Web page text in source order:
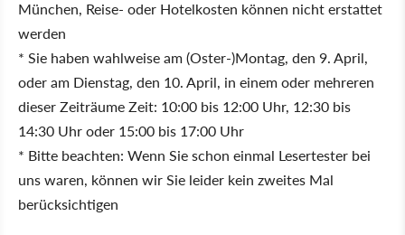
München, Reise- oder Hotelkosten können nicht erstattet
werden
* Sie haben wahlweise am (Oster-)Montag, den 9. April,
oder am Dienstag, den 10. April, in einem oder mehreren
dieser Zeiträume Zeit: 10:00 bis 12:00 Uhr, 12:30 bis
14:30 Uhr oder 15:00 bis 17:00 Uhr
* Bitte beachten: Wenn Sie schon einmal Lesertester bei
uns waren, können wir Sie leider kein zweites Mal
berücksichtigen